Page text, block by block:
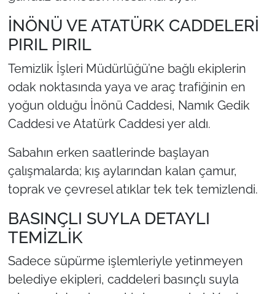
İNÖNÜ VE ATATÜRK CADDELERİ
PIRIL PIRIL
Temizlik İşleri Müdürlüğü’ne bağlı ekiplerin
odak noktasında yaya ve araç trafiğinin en
yoğun olduğu İnönü Caddesi, Namık Gedik
Caddesi ve Atatürk Caddesi yer aldı.
Sabahın erken saatlerinde başlayan
çalışmalarda; kış aylarından kalan çamur,
toprak ve çevresel atıklar tek tek temizlendi.
BASINÇLI SUYLA DETAYLI
TEMİZLİK
Sadece süpürme işlemleriyle yetinmeyen
belediye ekipleri, caddeleri basınçlı suyla